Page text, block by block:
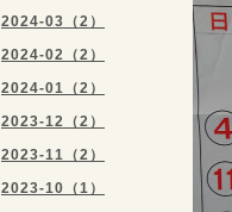
2024-03（2）
2024-02（2）
2024-01（2）
2023-12（2）
2023-11（2）
2023-10（1）